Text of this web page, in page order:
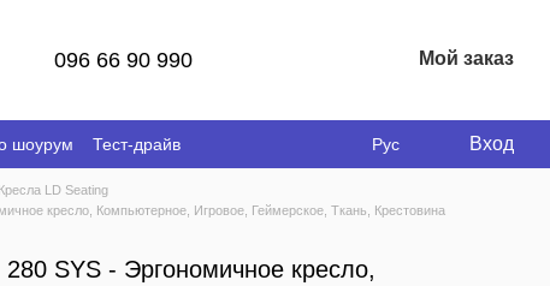
096 66 90 990 Мой заказ
шоурум
Тест-драйв
Рус Вход
Кресла LD Seating
кресло, Компьютерное, Игровое, Геймерское, Ткань, Крестовина
SYS - Эргономичное кресло,